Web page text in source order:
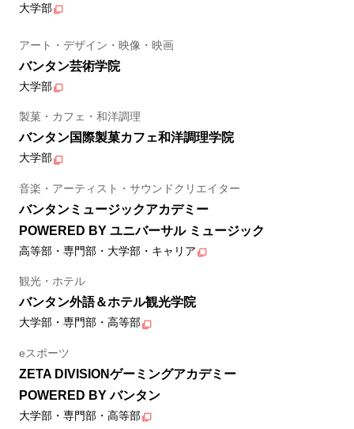
大学部
アート・デザイン・映像・映画
バンタン芸術学院
大学部
製菓・カフェ・和洋調理
バンタン国際製菓カフェ和洋調理学院
大学部
音楽・アーティスト・サウンドクリエイター
バンタンミュージックアカデミー
POWERED BY ユニバーサル ミュージック
高等部・専門部・大学部・キャリア
観光・ホテル
バンタン外語＆ホテル観光学院
大学部・専門部・高等部
eスポーツ
ZETA DIVISIONゲーミングアカデミー
POWERED BY バンタン
大学部・専門部・高等部